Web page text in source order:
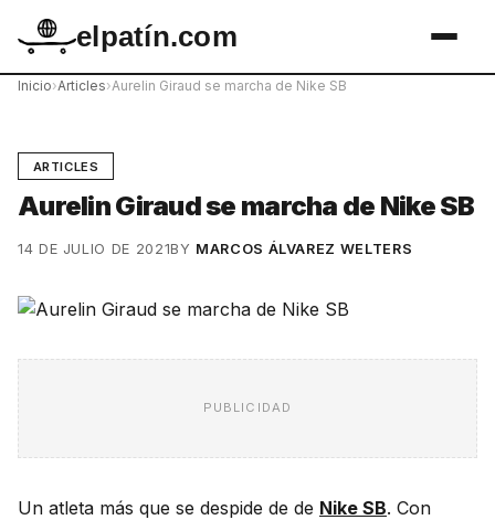
elpatín.com
Inicio›Articles›Aurelin Giraud se marcha de Nike SB
ARTICLES
Aurelin Giraud se marcha de Nike SB
14 DE JULIO DE 2021BY MARCOS ÁLVAREZ WELTERS
PUBLICIDAD
Un atleta más que se despide de de Nike SB. Con